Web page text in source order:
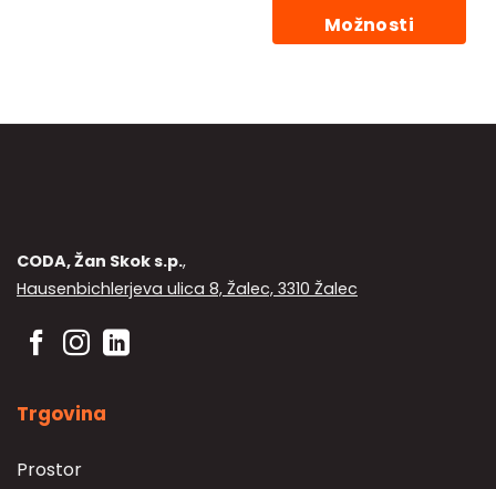
Možnosti
več
CODA, Žan Skok s.p.,
Hausenbichlerjeva ulica 8, Žalec, 3310 Žalec
Trgovina
Prostor